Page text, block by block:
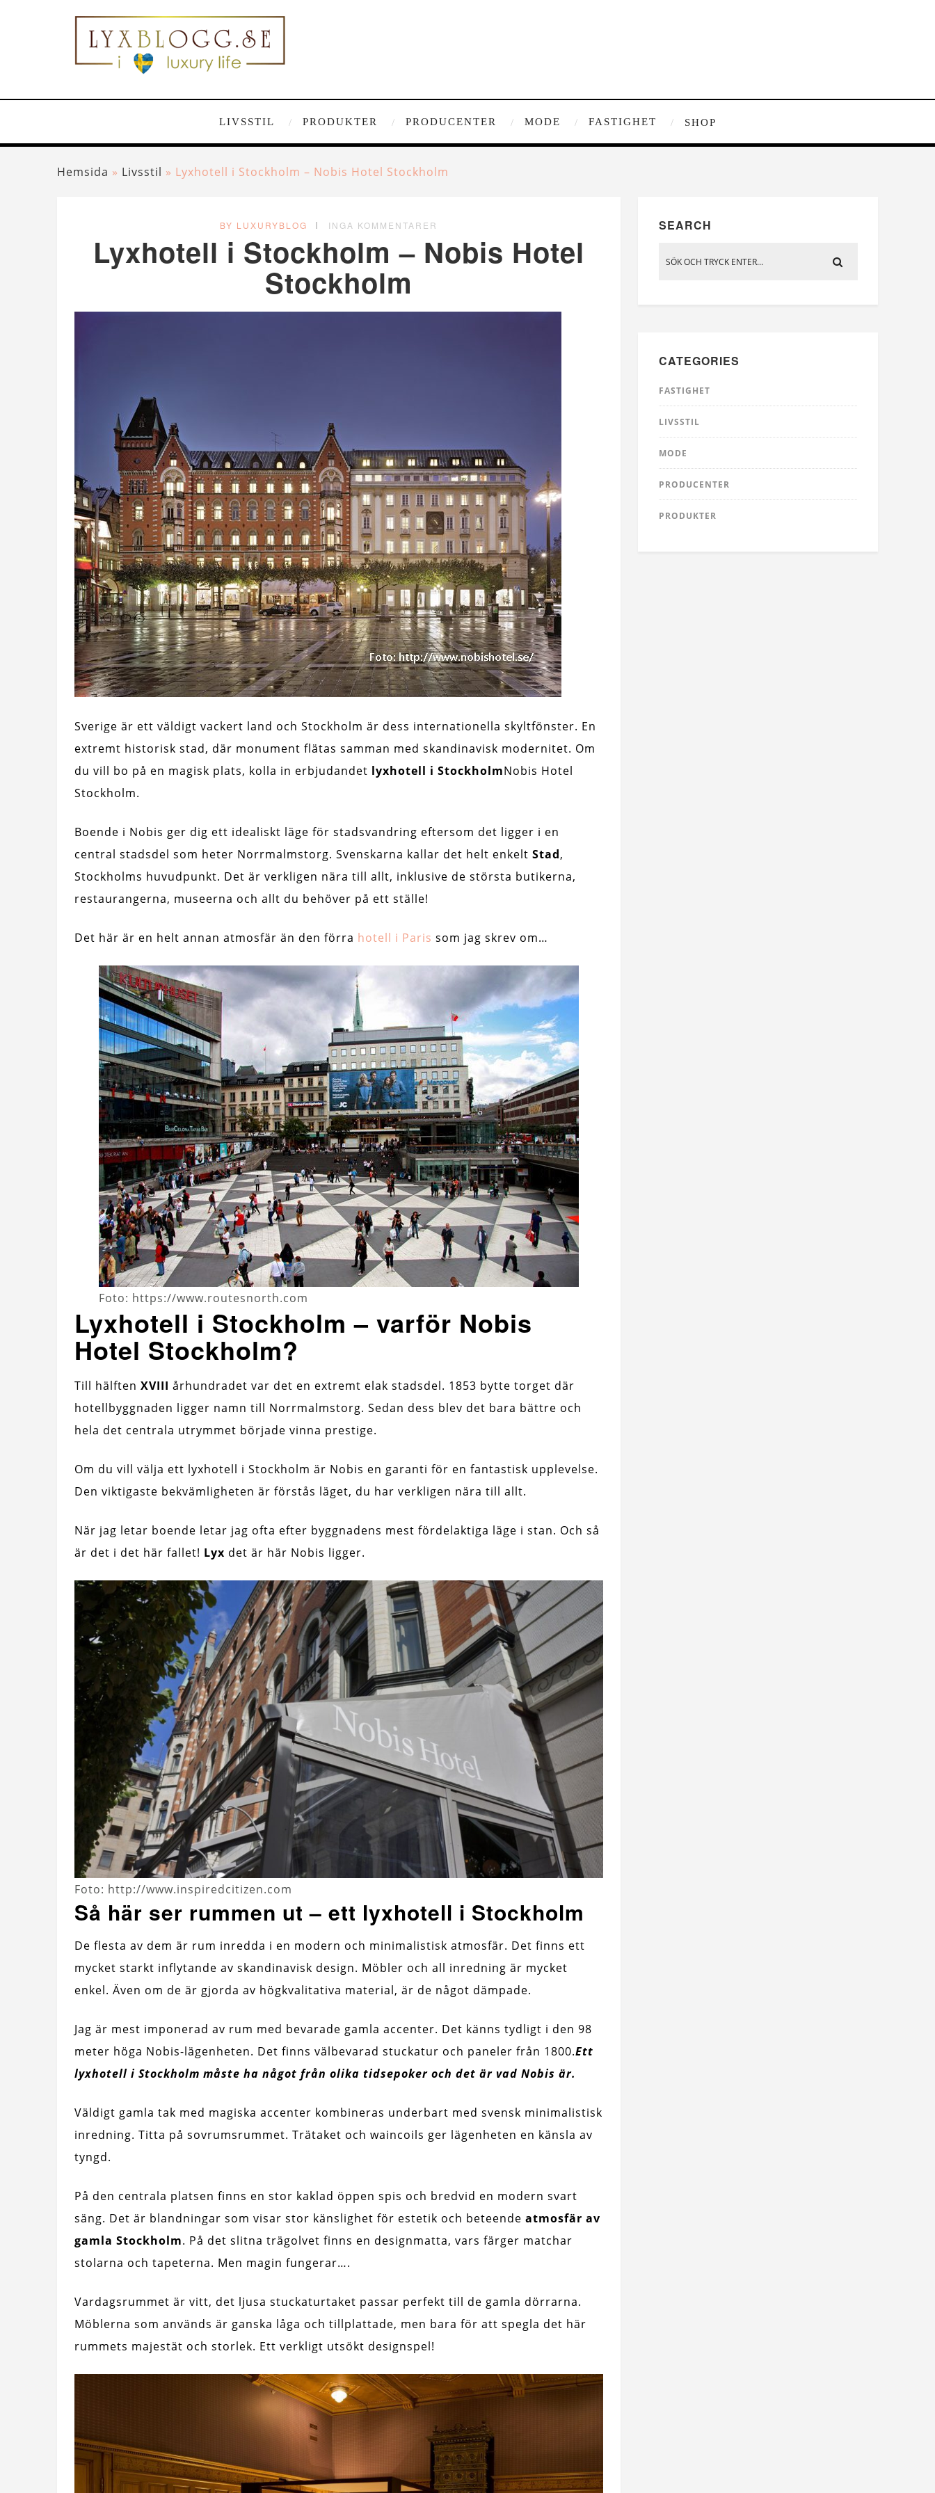
LIVSSTIL PRODUKTER PRODUCENTER MODE FASTIGHET SHOP
Hemsida » Livsstil » Lyxhotell i Stockholm – Nobis Hotel Stockholm
BY LUXURYBLOG INGA KOMMENTARER
Lyxhotell i Stockholm – Nobis Hotel
Stockholm
Sverige är ett väldigt vackert land och Stockholm är dess internationella skyltfönster. En
extremt historisk stad, där monument flätas samman med skandinavisk modernitet. Om
du vill bo på en magisk plats, kolla in erbjudandet lyxhotell i StockholmNobis Hotel
Stockholm.
Boende i Nobis ger dig ett idealiskt läge för stadsvandring eftersom det ligger i en
central stadsdel som heter Norrmalmstorg. Svenskarna kallar det helt enkelt Stad,
Stockholms huvudpunkt. Det är verkligen nära till allt, inklusive de största butikerna,
restaurangerna, museerna och allt du behöver på ett ställe!
Det här är en helt annan atmosfär än den förra hotell i Paris som jag skrev om…
Foto: https://www.routesnorth.com
Lyxhotell i Stockholm – varför Nobis
Hotel Stockholm?
Till hälften XVIII århundradet var det en extremt elak stadsdel. 1853 bytte torget där
hotellbyggnaden ligger namn till Norrmalmstorg. Sedan dess blev det bara bättre och
hela det centrala utrymmet började vinna prestige.
Om du vill välja ett lyxhotell i Stockholm är Nobis en garanti för en fantastisk upplevelse.
Den viktigaste bekvämligheten är förstås läget, du har verkligen nära till allt.
När jag letar boende letar jag ofta efter byggnadens mest fördelaktiga läge i stan. Och så
är det i det här fallet! Lyx det är här Nobis ligger.
Foto: http://www.inspiredcitizen.com
Så här ser rummen ut – ett lyxhotell i Stockholm
De flesta av dem är rum inredda i en modern och minimalistisk atmosfär. Det finns ett
mycket starkt inflytande av skandinavisk design. Möbler och all inredning är mycket
enkel. Även om de är gjorda av högkvalitativa material, är de något dämpade.
Jag är mest imponerad av rum med bevarade gamla accenter. Det känns tydligt i den 98
meter höga Nobis-lägenheten. Det finns välbevarad stuckatur och paneler från 1800.Ett
lyxhotell i Stockholm måste ha något från olika tidsepoker och det är vad Nobis är.
Väldigt gamla tak med magiska accenter kombineras underbart med svensk minimalistisk
inredning. Titta på sovrumsrummet. Trätaket och waincoils ger lägenheten en känsla av
tyngd.
På den centrala platsen finns en stor kaklad öppen spis och bredvid en modern svart
säng. Det är blandningar som visar stor känslighet för estetik och beteende atmosfär av
gamla Stockholm. På det slitna trägolvet finns en designmatta, vars färger matchar
stolarna och tapeterna. Men magin fungerar….
Vardagsrummet är vitt, det ljusa stuckaturtaket passar perfekt till de gamla dörrarna.
Möblerna som används är ganska låga och tillplattade, men bara för att spegla det här
rummets majestät och storlek. Ett verkligt utsökt designspel!
SEARCH
CATEGORIES
FASTIGHET
LIVSSTIL
MODE
PRODUCENTER
PRODUKTER